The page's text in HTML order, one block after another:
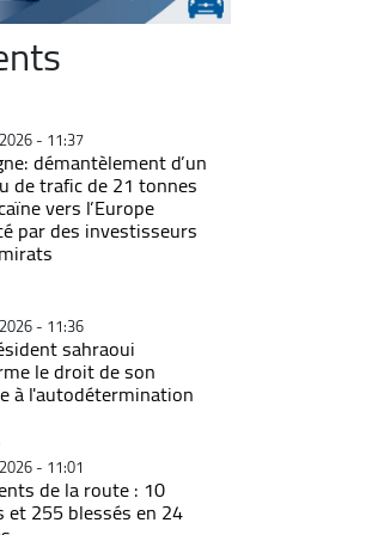
- 11:37
démantèlement d’un
de trafic de 21 tonnes
vers l’Europe
par des investisseurs
- 11:36
sahraoui
le droit de son
à l'autodétermination
- 11:01
de la route : 10
et 255 blessés en 24